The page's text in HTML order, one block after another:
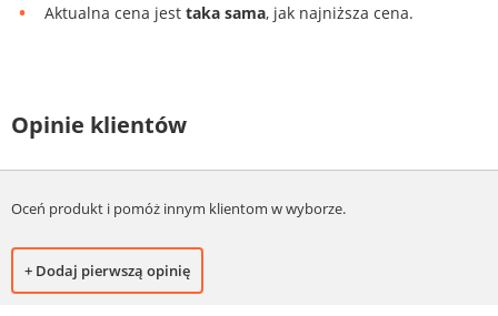
Aktualna cena jest taka sama, jak najniższa cena.
Opinie klientów
Oceń produkt i pomóż innym klientom w wyborze.
+ Dodaj pierwszą opinię